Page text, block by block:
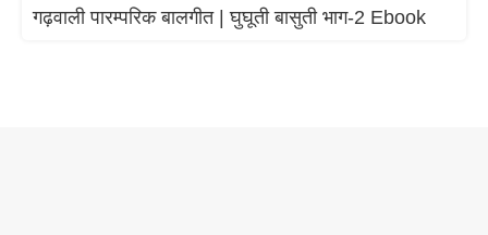
गढ़वाली पारम्परिक बालगीत | घुघूती बासुती भाग-2 Ebook